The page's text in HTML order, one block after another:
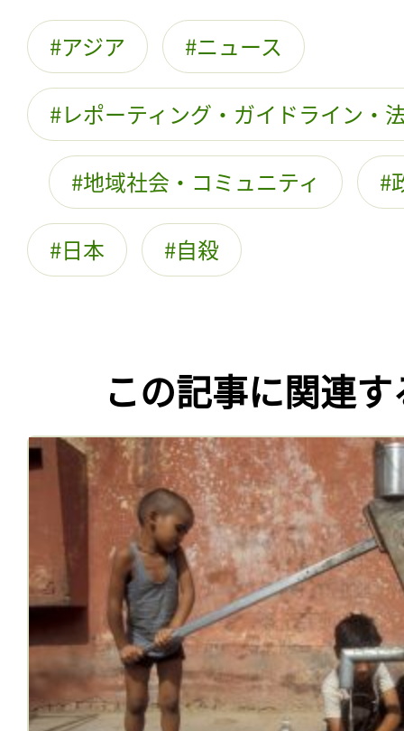
アジア ニュース
レポーティング・ガイドライン・
地域社会・コミュニティ
日本 自殺
この記事に関連